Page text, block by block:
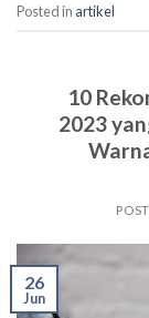
Posted in artikel
10
2023
26
Jun